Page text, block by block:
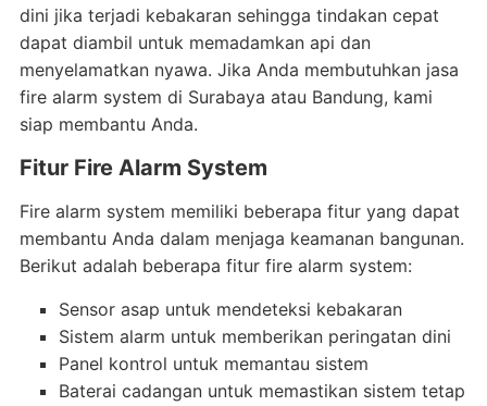
dini jika terjadi kebakaran sehingga tindakan cepat
dapat diambil untuk memadamkan api dan
menyelamatkan nyawa. Jika Anda membutuhkan jasa
fire alarm system di Surabaya atau Bandung, kami
siap membantu Anda.
Fitur Fire Alarm System
Fire alarm system memiliki beberapa fitur yang dapat
membantu Anda dalam menjaga keamanan bangunan.
Berikut adalah beberapa fitur fire alarm system:
Sensor asap untuk mendeteksi kebakaran
Sistem alarm untuk memberikan peringatan dini
Panel kontrol untuk memantau sistem
Baterai cadangan untuk memastikan sistem tetap